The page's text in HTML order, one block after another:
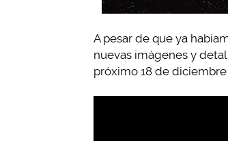
A pesar de que ya
nuevas imágenes y
próximo 18 de diciembre